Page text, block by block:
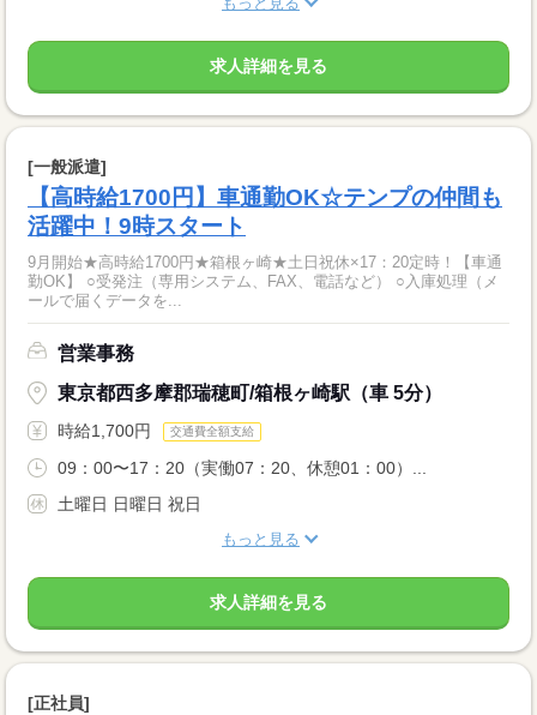
求人詳細を見る
[一般派遣]
【高時給1700円】車通勤OK☆テンプの仲間も
活躍中！9時スタート
9月開始★高時給1700円★箱根ヶ崎★土日祝休×17：20定時！【車通
勤OK】 ○受発注（専用システム、FAX、電話など） ○入庫処理（メ
ールで届くデータを...
営業事務
東京都西多摩郡瑞穂町/箱根ヶ崎駅（車 5分）
時給1,700円 交通費全額支給
09：00〜17：20（実働07：20、休憩01：00）...
土曜日 日曜日 祝日
もっと見る
求人詳細を見る
[正社員]